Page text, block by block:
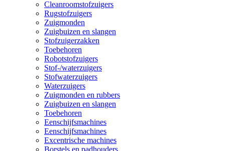
Cleanroomstofzuigers
Rugstofzuigers
Zuigmonden
Zuigbuizen en slangen
Stofzuigerzakken
Toebehoren
Robotstofzuigers
Stof-/waterzuigers
Stofwaterzuigers
Waterzuigers
Zuigmonden en rubbers
Zuigbuizen en slangen
Toebehoren
Eenschijfsmachines
Eenschijfsmachines
Excentrische machines
Borstels en padhouders